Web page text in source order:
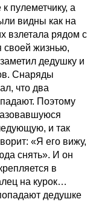
пулеметчику, а
видны как на
взлетала рядом с
своей жизнью,
дедушку и
Снаряды
что два
Поэтому
и так
«Я его вижу,
снять». И он
в
на курок…
дедушке